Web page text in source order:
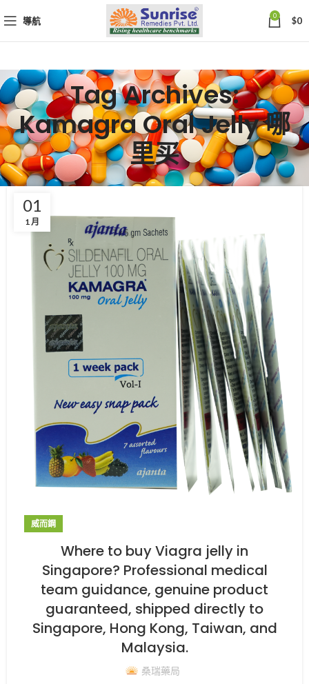
導航 0 $0
Tag Archives:
Kamagra Oral Jelly 哪
里买
01
1 月
威而鋼
Where to buy Viagra jelly in
Singapore? Professional medical
team guidance, genuine product
guaranteed, shipped directly to
Singapore, Hong Kong, Taiwan, and
Malaysia.
桑瑞藥局